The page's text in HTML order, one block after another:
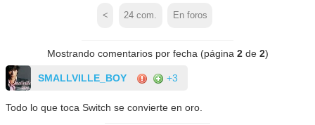
< 24 com. En foros
Mostrando comentarios por fecha (página 2de 2)
SMALLVILLE_BOY +3
Todo lo que toca Switch se convierte en oro.